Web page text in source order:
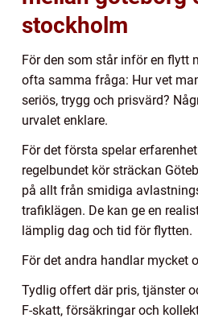
stockholm
För den som står inför en flytt
ofta samma fråga: Hur vet
seriös, trygg och prisvärd?
urvalet enklare.
För det första spelar
regelbundet kör sträckan
på allt från smidiga
trafiklägen. De kan ge en
lämplig dag och tid för flytten.
För det andra handlar mycket
Tydlig offert där pris, tjänster
F-skatt, försäkringar och